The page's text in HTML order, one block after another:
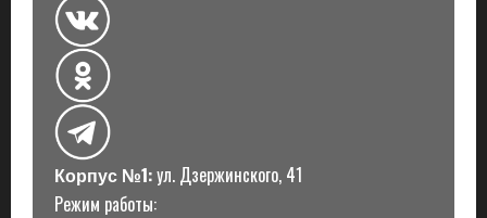
Корпус №1:ул. Дзержинского, 41
Режим работы: